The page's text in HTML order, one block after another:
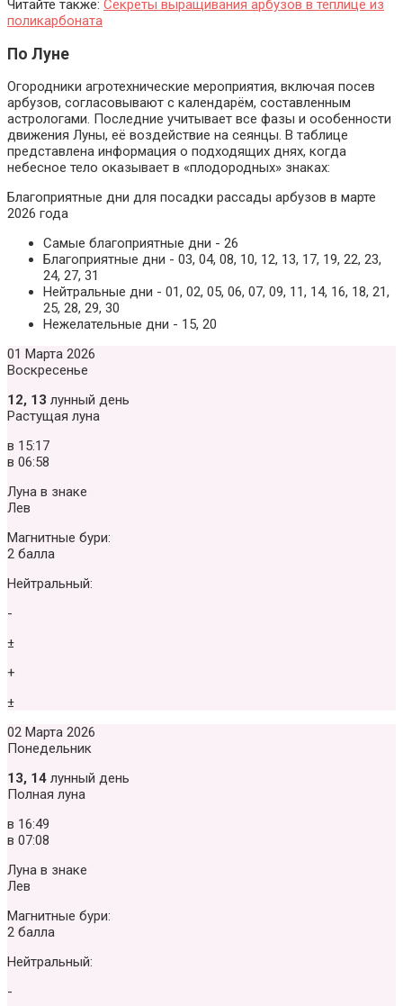
Читайте также: Секреты выращивания арбузов в теплице из
поликарбоната
По Луне
Огородники агротехнические мероприятия, включая посев
арбузов, согласовывают с календарём, составленным
астрологами. Последние учитывает все фазы и особенности
движения Луны, её воздействие на сеянцы. В таблице
представлена информация о подходящих днях, когда
небесное тело оказывает в «плодородных» знаках:
Благоприятные дни для посадки рассады арбузов в марте
2026 года
Самые благоприятные дни - 26
Благоприятные дни - 03, 04, 08, 10, 12, 13, 17, 19, 22, 23,
24, 27, 31
Нейтральные дни - 01, 02, 05, 06, 07, 09, 11, 14, 16, 18, 21,
25, 28, 29, 30
Нежелательные дни - 15, 20
01 Марта 2026
Воскресенье
12, 13 лунный день
Растущая луна
в 15:17
в 06:58
Луна в знаке
Лев
Магнитные бури:
2 балла
Нейтральный:
-
±
+
±
02 Марта 2026
Понедельник
13, 14 лунный день
Полная луна
в 16:49
в 07:08
Луна в знаке
Лев
Магнитные бури:
2 балла
Нейтральный:
-